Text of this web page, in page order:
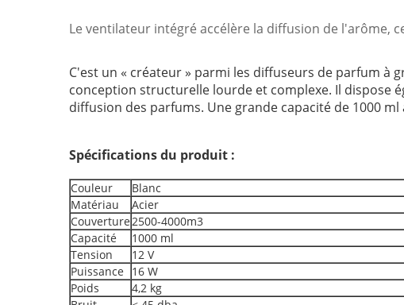
Le ventilateur intégré accélère la diffusion de l'arôme,
C'est un « créateur » parmi les diffuseurs de parfum
conception structurelle lourde et complexe. Il dispose
diffusion des parfums. Une grande capacité de 1000
Spécifications du produit :
Couleur
Blanc
Matériau
Acier
Couverture2500-4000m3
Capacité
1000 ml
Tension
12 V
Puissance
16 W
Poids
4,2 kg